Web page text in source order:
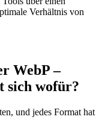
Verhältnis von
WebP –
sich wofür?
und jedes Format hat